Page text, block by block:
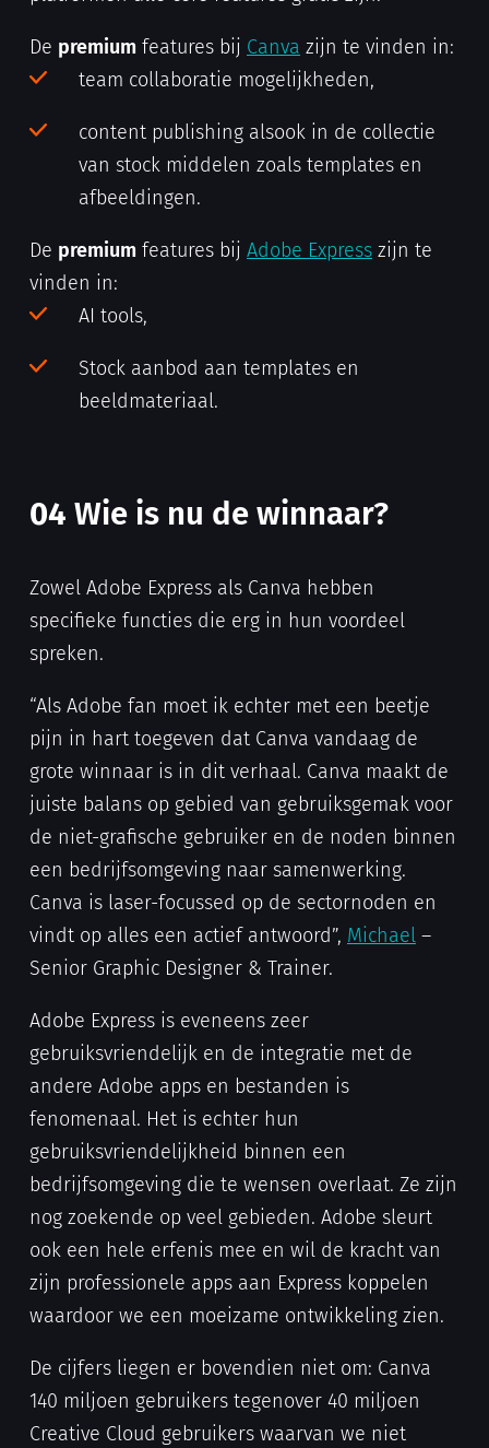
De premium features bij Canva zijn te vinden in:
team collaboratie mogelijkheden,
content publishing alsook in de collectie
van stock middelen zoals templates en
afbeeldingen.
De premium features bij Adobe Express zijn te
vinden in:
AI tools,
Stock aanbod aan templates en
beeldmateriaal.
04 Wie is nu de winnaar?
Zowel Adobe Express als Canva hebben
specifieke functies die erg in hun voordeel
spreken.
“Als Adobe fan moet ik echter met een beetje
pijn in hart toegeven dat Canva vandaag de
grote winnaar is in dit verhaal. Canva maakt de
juiste balans op gebied van gebruiksgemak voor
de niet-grafische gebruiker en de noden binnen
een bedrijfsomgeving naar samenwerking.
Canva is laser-focussed op de sectornoden en
vindt op alles een actief antwoord”, Michael –
Senior Graphic Designer & Trainer.
Adobe Express is eveneens zeer
gebruiksvriendelijk en de integratie met de
andere Adobe apps en bestanden is
fenomenaal. Het is echter hun
gebruiksvriendelijkheid binnen een
bedrijfsomgeving die te wensen overlaat. Ze zijn
nog zoekende op veel gebieden. Adobe sleurt
ook een hele erfenis mee en wil de kracht van
zijn professionele apps aan Express koppelen
waardoor we een moeizame ontwikkeling zien.
De cijfers liegen er bovendien niet om: Canva
140 miljoen gebruikers tegenover 40 miljoen
Creative Cloud gebruikers waarvan we niet